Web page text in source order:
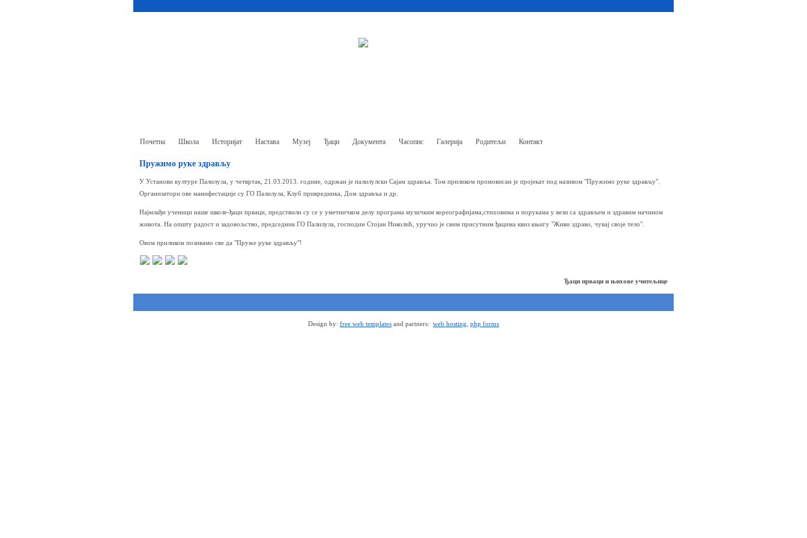
Почетна Школа Историјат Настава Музеј Ђаци Документа Часопис Галерија Родитељи Контакт
Пружимо руке здрављу
У Установи културе Палилула, у четвртак, 21.03.2013. године, одржан је палилулски Сајам здравља. Том приликом промовисан је пројекат под називом "Пружимо руке здрављу".
Организатори ове манифестације су ГО Палилула, Клуб привредника, Дом здравља и др.
Најмлађи ученици наше школе-ђаци прваци, предствили су се у уметничком делу програма музичким кореографијама,стиховима и порукама у вези са здрављем и здравим начином
живота. На општу радост и задовољство, председник ГО Палилула, господин Стојан Николић, уручио је свим присутним ђацима квиз књигу "Живи здраво, чувај своје тело".
Овом приликом позивамо све да "Пруже руке здрављу"!
Ђаци прваци и њихове учитељице
Design by: free web templates and partners: web hosting php forms